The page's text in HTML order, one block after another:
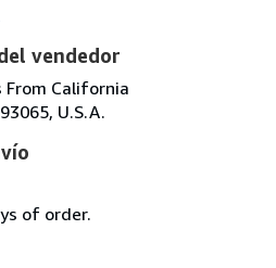
vendedor
From California
U.S.A.
of order.